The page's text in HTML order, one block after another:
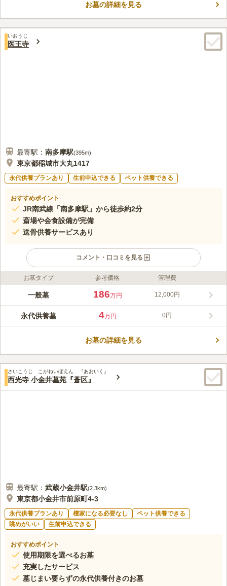
ます。 この寺院の住職は、都会にいることを忘れさせるような
口コミ評価
みんなの評価
お墓の詳細を見る
いおうじ
医王寺
最寄駅： 南多摩駅(395m)
東京都稲城市大丸1417
永代供養プランあり 生前申込できる ペット供養できる
おすすめポイント
JR南武線「南多摩駅」から徒歩約2分
斎場や会食設備が完備
送骨供養サービスあり
コメント・口コミを見る
ライフドット編集部のコメント
医王寺は、東京都稲城市にある300年以上の歴史を持つ寺院墓地
心です。川崎街道と府中街道の交差する場所にあり、大型駐車場
（50台）が併設されているので、お車の利用も大変便利です。合
ることができます。多摩川三十三観音霊場第二十三番札所および
この霊園はまだ誰からも評価されていません。
お墓タイプ 参考価格 管理費
一般墓 186万円 12,000円
永代供養墓 4万円 0円
お墓の詳細を見る
さいこうじ こがねいぼえん 『あおいく』
西光寺 小金井墓苑『蒼区』
最寄駅： 武蔵小金井駅(2.3km)
東京都小金井市前原町4-3
永代供養プランあり 檀家になる必要なし
ペット供養できる
眺めがいい
生前申込できる
おすすめポイント
使用期限を選べるお墓
充実したサービス
墓じまい要らずの永代供養付きのお墓